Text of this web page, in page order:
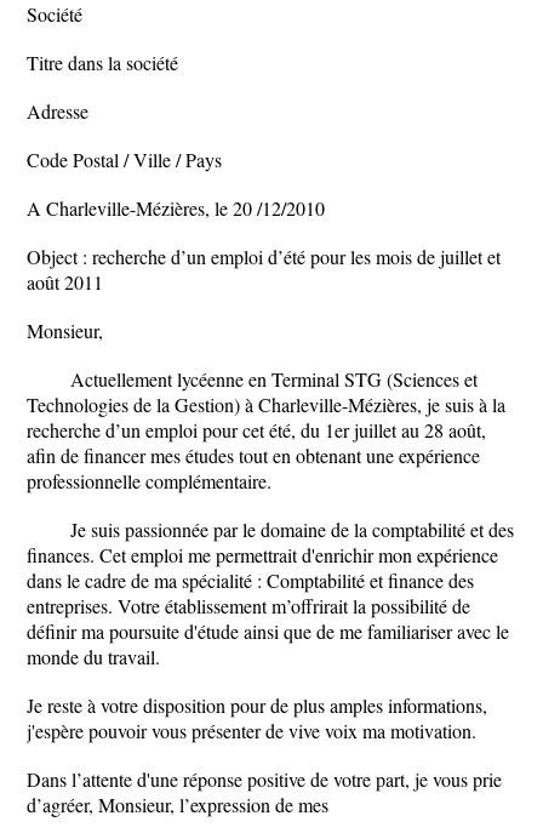
Société
Titre dans la société
Adresse
Code Postal / Ville / Pays
A Charleville-Mézières, le 20 /12/2010
Object : recherche d’un emploi d’été pour les mois de juillet et
août 2011
Monsieur,
Actuellement lycéenne en Terminal STG (Sciences et
Technologies de la Gestion) à Charleville-Mézières, je suis à la
recherche d’un emploi pour cet été, du 1er juillet au 28 août,
afin de financer mes études tout en obtenant une expérience
professionnelle complémentaire.
Je suis passionnée par le domaine de la comptabilité et des
finances. Cet emploi me permettrait d'enrichir mon expérience
dans le cadre de ma spécialité : Comptabilité et finance des
entreprises. Votre établissement m’offrirait la possibilité de
définir ma poursuite d'étude ainsi que de me familiariser avec le
monde du travail.
Je reste à votre disposition pour de plus amples informations,
j'espère pouvoir vous présenter de vive voix ma motivation.
Dans l’attente d'une réponse positive de votre part, je vous prie
d’agréer, Monsieur, l’expression de mes